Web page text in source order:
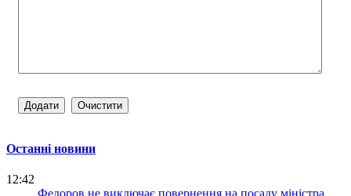
Останні новини
12:42